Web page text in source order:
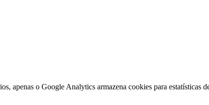
apenas o Google Analytics armazena cookies para estatísticas